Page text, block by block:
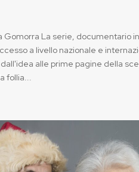
Gomorra La serie, documentario
a livello nazionale e
alle prime pagine della
follia...